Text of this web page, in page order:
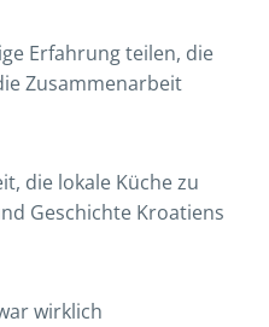
Erfahrung teilen, die
Zusammenarbeit
die lokale Küche zu
Geschichte Kroatiens
wirklich